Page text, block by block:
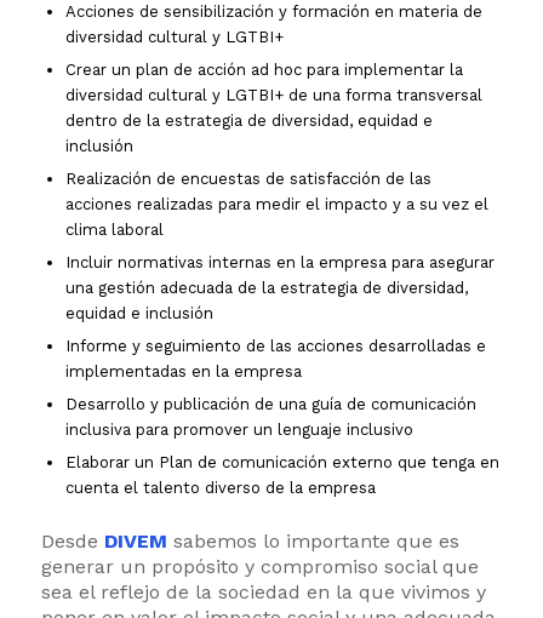
Acciones de sensibilización y formación en materia de
diversidad cultural y LGTBI+
Crear un plan de acción ad hoc para implementar la
diversidad cultural y LGTBI+ de una forma transversal
dentro de la estrategia de diversidad, equidad e
inclusión
Realización de encuestas de satisfacción de las
acciones realizadas para medir el impacto y a su vez el
clima laboral
Incluir normativas internas en la empresa para asegurar
una gestión adecuada de la estrategia de diversidad,
equidad e inclusión
Informe y seguimiento de las acciones desarrolladas e
implementadas en la empresa
Desarrollo y publicación de una guía de comunicación
inclusiva para promover un lenguaje inclusivo
Elaborar un Plan de comunicación externo que tenga en
cuenta el talento diverso de la empresa
Desde DIVEM sabemos lo importante que es
generar un propósito y compromiso social que
sea el reflejo de la sociedad en la que vivimos y